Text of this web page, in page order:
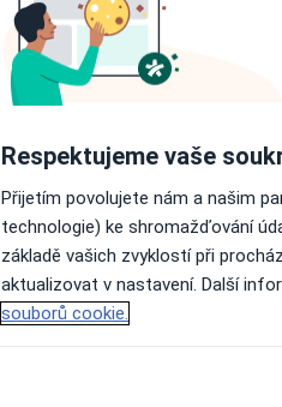
•Mapa
Respektujeme vaše
Přijetím povolujete nám a našim
technologie) ke shromažďování
základě vašich zvyklostí při
aktualizovat v nastavení. Další
souborů cookie.